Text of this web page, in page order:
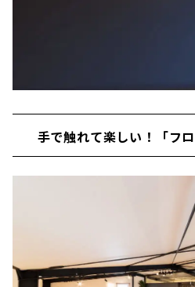
手で触れて楽しい！「フ